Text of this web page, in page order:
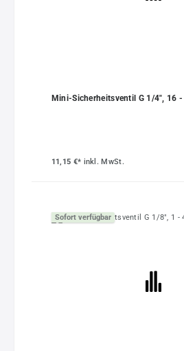
Mini-Sicherheitsventil G 1/4", 16
11,15 €* inkl. MwSt.
Sofort verfügbar